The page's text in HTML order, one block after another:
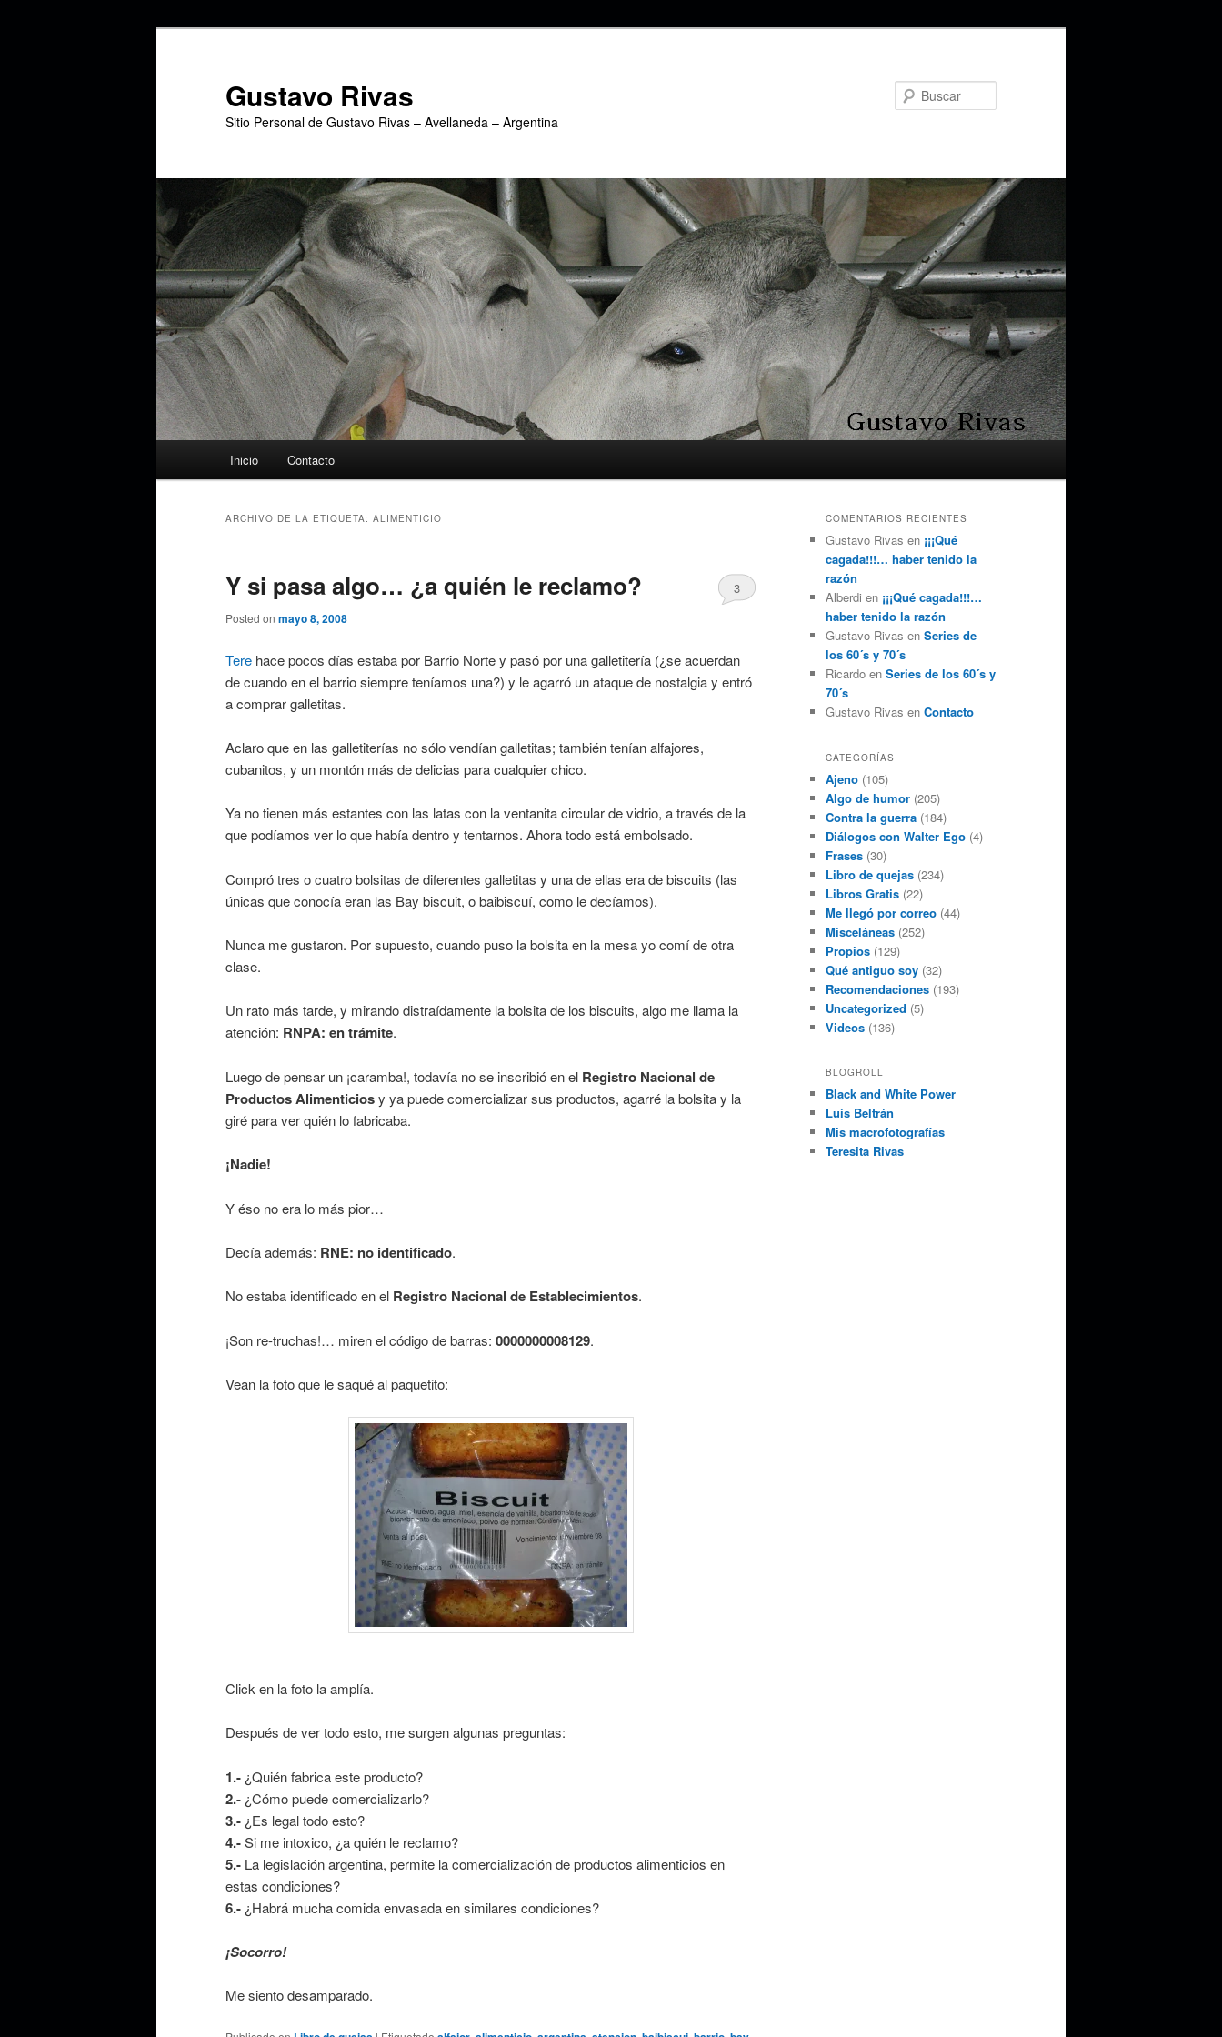
Gustavo Rivas
Sitio Personal de Gustavo Rivas – Avellaneda – Argentina
Inicio Contacto
ARCHIVO DE LA ETIQUETA: ALIMENTICIO
Y si pasa algo… ¿a quién le reclamo?
Posted on mayo 8, 2008
3
Tere hace pocos días estaba por Barrio Norte y pasó por una galletitería (¿se acuerdan
de cuando en el barrio siempre teníamos una?) y le agarró un ataque de nostalgia y entró
a comprar galletitas.
Aclaro que en las galletiterías no sólo vendían galletitas; también tenían alfajores,
cubanitos, y un montón más de delicias para cualquier chico.
Ya no tienen más estantes con las latas con la ventanita circular de vidrio, a través de la
que podíamos ver lo que había dentro y tentarnos. Ahora todo está embolsado.
Compró tres o cuatro bolsitas de diferentes galletitas y una de ellas era de biscuits (las
únicas que conocía eran las Bay biscuit, o baibiscuí, como le decíamos).
Nunca me gustaron. Por supuesto, cuando puso la bolsita en la mesa yo comí de otra
clase.
Un rato más tarde, y mirando distraídamente la bolsita de los biscuits, algo me llama la
atención: RNPA: en trámite.
Luego de pensar un ¡caramba!, todavía no se inscribió en el Registro Nacional de
Productos Alimenticiosy ya puede comercializar sus productos, agarré la bolsita y la
giré para ver quién lo fabricaba.
¡Nadie!
Y éso no era lo más pior…
Decía además: RNE: no identificado.
No estaba identificado en el Registro Nacional de Establecimientos.
¡Son re-truchas!… miren el código de barras: 0000000008129.
Vean la foto que le saqué al paquetito:
Click en la foto la amplía.
Después de ver todo esto, me surgen algunas preguntas:
1.- ¿Quién fabrica este producto?
2.- ¿Cómo puede comercializarlo?
3.- ¿Es legal todo esto?
4.-Si me intoxico, ¿a quién le reclamo?
5.- La legislación argentina, permite la comercialización de productos alimenticios en
estas condiciones?
6.- ¿Habrá mucha comida envasada en similares condiciones?
¡Socorro!
Me siento desamparado.
COMENTARIOS RECIENTES
Gustavo Rivas en ¡¡¡Qué
cagada!!!… haber tenido la
razón
Alberdi en ¡¡¡Qué cagada!!!…
haber tenido la razón
Gustavo Rivas en Series de
los 60´s y 70´s
Ricardo en Series de los 60´s y
70´s
Gustavo Rivas en Contacto
CATEGORÍAS
Ajeno (105)
Algo de humor (205)
Contra la guerra (184)
Diálogos con Walter Ego (4)
Frases (30)
Libro de quejas (234)
Libros Gratis (22)
Me llegó por correo (44)
Misceláneas (252)
Propios (129)
Qué antiguo soy (32)
Recomendaciones (193)
Uncategorized (5)
Videos (136)
BLOGROLL
Black and White Power
Luis Beltrán
Mis macrofotografías
Teresita Rivas